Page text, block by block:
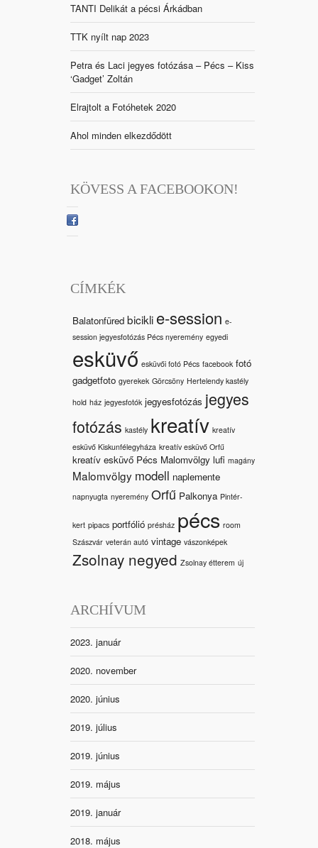
TANTI Delikát a pécsi Árkádban
TTK nyílt nap 2023
Petra és Laci jegyes fotózása – Pécs – Kiss
‘Gadget’ Zoltán
Elrajtolt a Fotóhetek 2020
Ahol minden elkezdődött
KÖVESS A FACEBOOKON!
CÍMKÉK
Balatonfüred bicikli e-session e-
session jegyesfotózás Pécs nyeremény egyedi
esküvő esküvői fotó Pécs facebook fotó
gadgetfoto gyerekek Görcsöny Hertelendy kastély
hold ház jegyesfotók jegyesfotózás jegyes
fotózás kastély kreatív kreatív
esküvő Kiskunfélegyháza kreatív esküvő Orfű
kreatív esküvő Pécs Malomvölgy lufi magány
Malomvölgy modell naplemente
napnyugta nyeremény Orfű Palkonya Pintér-
kert pipacs portfólió présház pécs room
Szászvár veterán autó vintage vászonképek
Zsolnay negyed Zsolnay étterem új
ARCHÍVUM
2023. január
2020. november
2020. június
2019. július
2019. június
2019. május
2019. január
2018. május